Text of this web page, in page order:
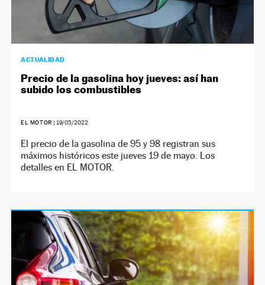
ACTUALIDAD
Precio de la gasolina hoy jueves: así han
subido los combustibles
EL MOTOR | 19/05/2022
El precio de la gasolina de 95 y 98 registran sus
máximos históricos este jueves 19 de mayo. Los
detalles en EL MOTOR.